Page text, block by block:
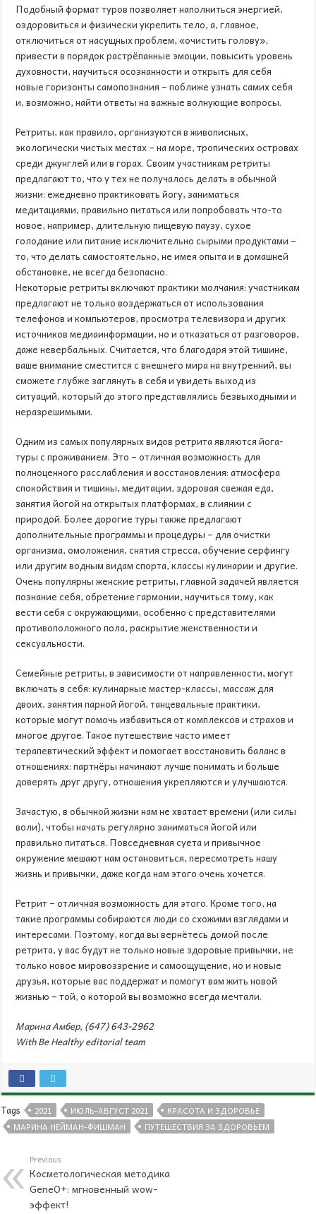
Подобный формат туров позволяет наполниться энергией,
оздоровиться и физически укрепить тело, а, главное,
отключиться от насущных проблем, «очистить голову»,
привести в порядок растрёпанные эмоции, повысить уровень
духовности, научиться осознанности и открыть для себя
новые горизонты самопознания – поближе узнать самих себя
и, возможно, найти ответы на важные волнующие вопросы.
Ретриты, как правило, организуются в живописных,
экологически чистых местах – на море, тропических островах
среди джунглей или в горах. Своим участникам ретриты
предлагают то, что у тех не получалось делать в обычной
жизни: ежедневно практиковать йогу, заниматься
медитациями, правильно питаться или попробовать что-то
новое, например, длительную пищевую паузу, сухое
голодание или питание исключительно сырыми продуктами –
то, что делать самостоятельно, не имея опыта и в домашней
обстановке, не всегда безопасно.
Некоторые ретриты включают практики молчания: участникам
предлагают не только воздержаться от использования
телефонов и компьютеров, просмотра телевизора и других
источников медиаинформации, но и отказаться от разговоров,
даже невербальных. Считается, что благодаря этой тишине,
ваше внимание сместится с внешнего мира на внутренний, вы
сможете глубже заглянуть в себя и увидеть выход из
ситуаций, который до этого представлялись безвыходными и
неразрешимыми.
Одним из самых популярных видов ретрита являются йога-
туры с проживанием. Это – отличная возможность для
полноценного расслабления и восстановления: атмосфера
спокойствия и тишины, медитации, здоровая свежая еда,
занятия йогой на открытых платформах, в слиянии с
природой. Более дорогие туры также предлагают
дополнительные программы и процедуры – для очистки
организма, омоложения, снятия стресса, обучение серфингу
или другим водным видам спорта, классы кулинарии и другие.
Очень популярны женские ретриты, главной задачей является
познание себя, обретение гармонии, научиться тому, как
вести себя с окружающими, особенно с представителями
противоположного пола, раскрытие женственности и
сексуальности.
Семейные ретриты, в зависимости от направленности, могут
включать в себя: кулинарные мастер-классы, массаж для
двоих, занятия парной йогой, танцевальные практики,
которые могут помочь избавиться от комплексов и страхов и
многое другое. Такое путешествие часто имеет
терапевтический эффект и помогает восстановить баланс в
отношениях: партнёры начинают лучше понимать и больше
доверять друг другу, отношения укрепляются и улучшаются.
Зачастую, в обычной жизни нам не хватает времени (или силы
воли), чтобы начать регулярно заниматься йогой или
правильно питаться. Повседневная суета и привычное
окружение мешают нам остановиться, пересмотреть нашу
жизнь и привычки, даже когда нам этого очень хочется.
Ретрит – отличная возможность для этого. Кроме того, на
такие программы собираются люди со схожими взглядами и
интересами. Поэтому, когда вы вернётесь домой после
ретрита, у вас будут не только новые здоровые привычки, не
только новое мировоззрение и самоощущение, но и новые
друзья, которые вас поддержат и помогут вам жить новой
жизнью – той, о которой вы возможно всегда мечтали.
Марина Амбер, (647) 643-2962
With Be Healthy editorial team
Tags 2021 ИЮЛЬ-АВГУСТ 2021
КРАСОТА И ЗДОРОВЬЕ
МАРИНА НЕЙМАН-ФИШМАН
ПУТЕШЕСТВИЯ ЗА ЗДОРОВЬЕМ
Previous
Косметологическая методика
GeneО+: мгновенный wow-
эффект!